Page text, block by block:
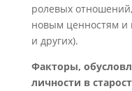
ролевых
новым ценностям и
и других).
Факторы,
личности в